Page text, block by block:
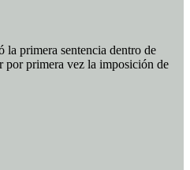
la primera sentencia dentro de
por primera vez la imposición de